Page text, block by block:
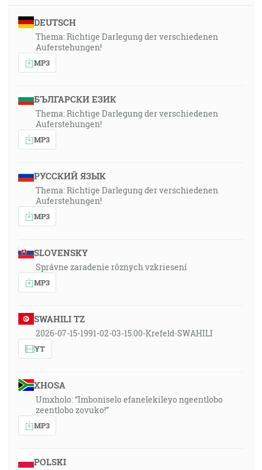
DEUTSCH
Thema: Richtige Darlegung der verschiedenen
Auferstehungen!
MP3
БЪЛГАРСКИ ЕЗИК
Thema: Richtige Darlegung der verschiedenen
Auferstehungen!
MP3
РУССКИЙ ЯЗЫК
Thema: Richtige Darlegung der verschiedenen
Auferstehungen!
MP3
SLOVENSKY
Správne zaradenie rôznych vzkriesení
MP3
SWAHILI TZ
2026-07-15-1991-02-03-15:00-Krefeld-SWAHILI
YT
XHOSA
Umxholo: “Imboniselo efanelekileyo ngeentlobo
zeentlobo zovuko!”
MP3
POLSKI